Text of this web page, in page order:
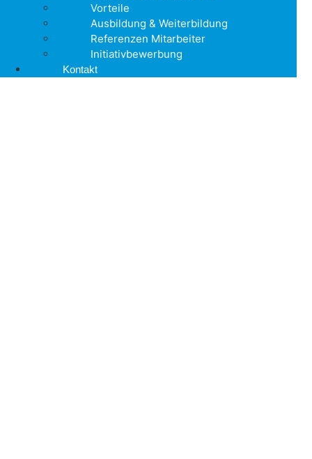
Vorteile
Ausbildung & Weiterbildung
Referenzen Mitarbeiter
Initiativbewerbung
Kontakt